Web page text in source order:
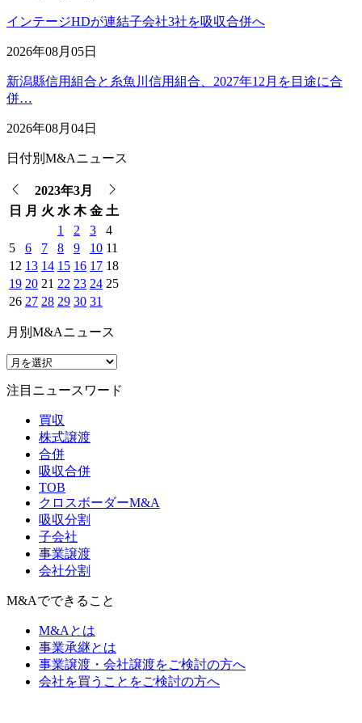
インテージHDが連結子会社3社を吸収合併へ
2026年08月05日
新潟縣信用組合と糸魚川信用組合、2027年12月を目途に合
併…
2026年08月04日
日付別M&Aニュース
2023年3月
日
月 火 水 木 金 土
1
2 3
4
5
6 7 8 9 10 11
12 13 14 15 16 17 18
19 20 21 22 23 24 25
26 27 28 29 30 31
月別M&Aニュース
注目ニュースワード
買収
株式譲渡
合併
吸収合併
TOB
クロスボーダーM&A
吸収分割
子会社
事業譲渡
会社分割
M&Aでできること
M&Aとは
事業承継とは
事業譲渡・会社譲渡をご検討の方へ
会社を買うことをご検討の方へ